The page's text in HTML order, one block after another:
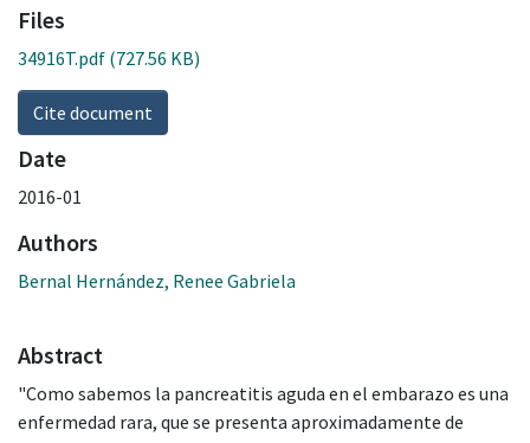
Files
34916T.pdf (727.56 KB)
Cite document
Date
2016-01
Authors
Bernal Hernández, Renee Gabriela
Abstract
"Como sabemos la pancreatitis aguda en el embarazo es una
enfermedad rara, que se presenta aproximadamente de